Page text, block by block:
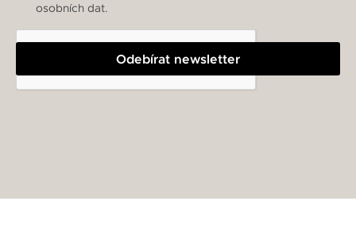
Odebírat newsletter
osobních dat.